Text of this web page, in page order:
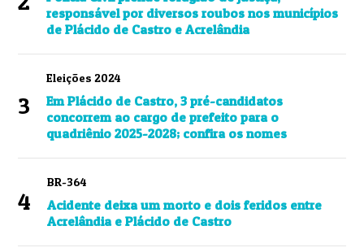
responsável por diversos roubos nos municípios
de Plácido de Castro e Acrelândia
3
Eleições 2024
Em Plácido de Castro, 3 pré-candidatos
concorrem ao cargo de prefeito para o
quadriênio 2025-2028; confira os nomes
4
BR-364
Acidente deixa um morto e dois feridos entre
Acrelândia e Plácido de Castro